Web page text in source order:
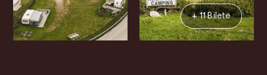
+ 11 Bilete